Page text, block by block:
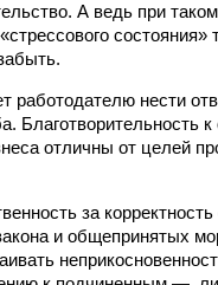
А ведь при
состояния»
нести
Благотворительность
отличны от целей
за
и общепринятых